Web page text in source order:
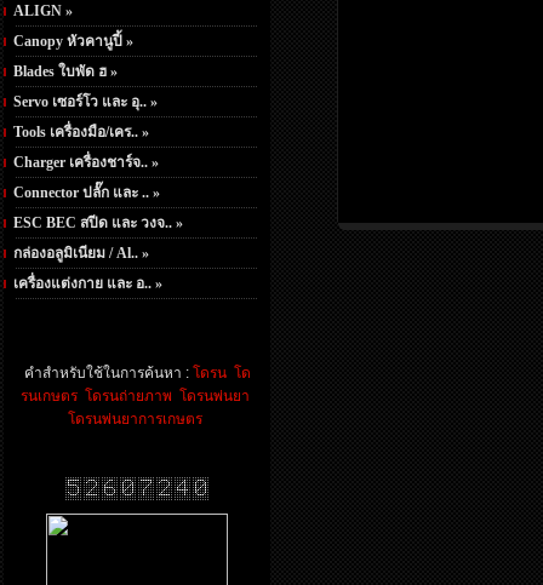
ALIGN »
Canopy หัวคานูปี้ »
Blades ใบพัด ฮ »
Servo เซอร์โว และ อุ.. »
Tools เครื่องมือ/เคร.. »
Charger เครื่องชาร์จ.. »
Connector ปลั๊ก และ .. »
ESC BEC สปีด และ วงจ.. »
กล่องอลูมิเนียม / Al.. »
เครื่องแต่งกาย และ อ.. »
คำสำหรับใช้ในการค้นหา : โดรน โด
รนเกษตร โดรนถ่ายภาพ โดรนพ่นยา
โดรนพ่นยาการเกษตร